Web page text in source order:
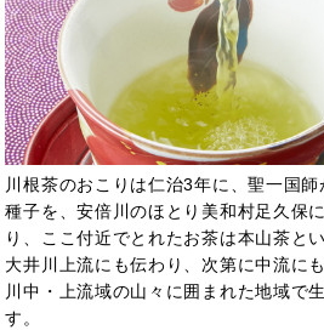
川根茶のおこりは仁治3年に、聖一国
種子を、安倍川のほとり美和村足久保
り、ここ付近でとれたお茶は本山茶と
大井川上流にも伝わり、次第に中流に
川中・上流域の山々に囲まれた地域で
す。